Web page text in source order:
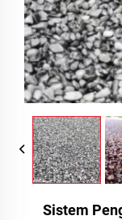
Sistem